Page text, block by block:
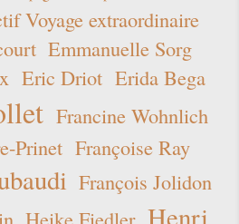
Voyage extraordinaire
Emmanuelle Sorg
Eric Driot Erida Bega
Francine Wohnlich
Prinet Françoise Ray
François Jolidon
Henri